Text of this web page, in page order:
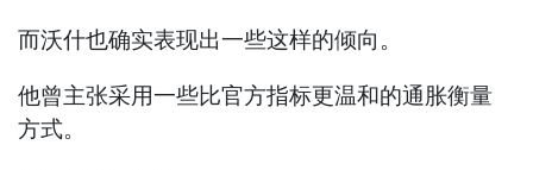
而沃什也确实表现出一些这样的倾向。
他曾主张采用一些比官方指标更温和的通胀衡量
方式。